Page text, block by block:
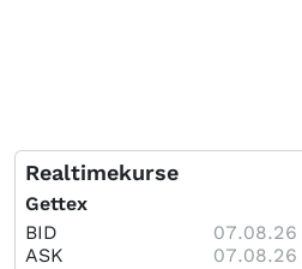
Realtimekurse
Gettex
BID 07.08.26
ASK
07.08.26